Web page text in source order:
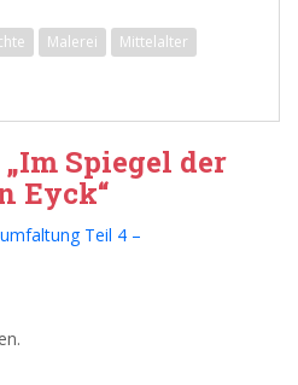
Malerei
Mittelalter
Spiegel der
Eyck“
Teil 4 –